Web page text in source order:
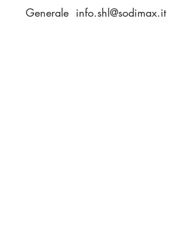
Generale info.shl@sodimax.it